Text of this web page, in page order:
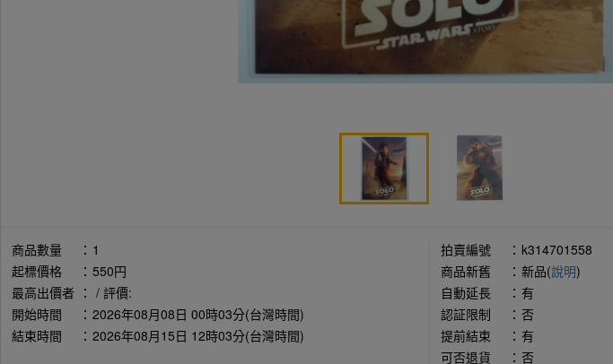
商品數量 ： 1
起標價格
： 550円
最高出價者 ： / 評價:
開始時間
： 2026年08月08日 00時03分(台灣時間)
結束時間
： 2026年08月15日 12時03分(台灣時間)
拍賣編號 ： k314701558
商品新舊
： 新品(說明)
自動延長
： 有
認証限制
： 否
提前結束
： 有
可否退貨
： 否